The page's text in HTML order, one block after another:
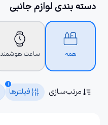
دسته بندی لوازم جانبی
همه ساعت هوشمند
مرتب‌سازی فیلترها
1